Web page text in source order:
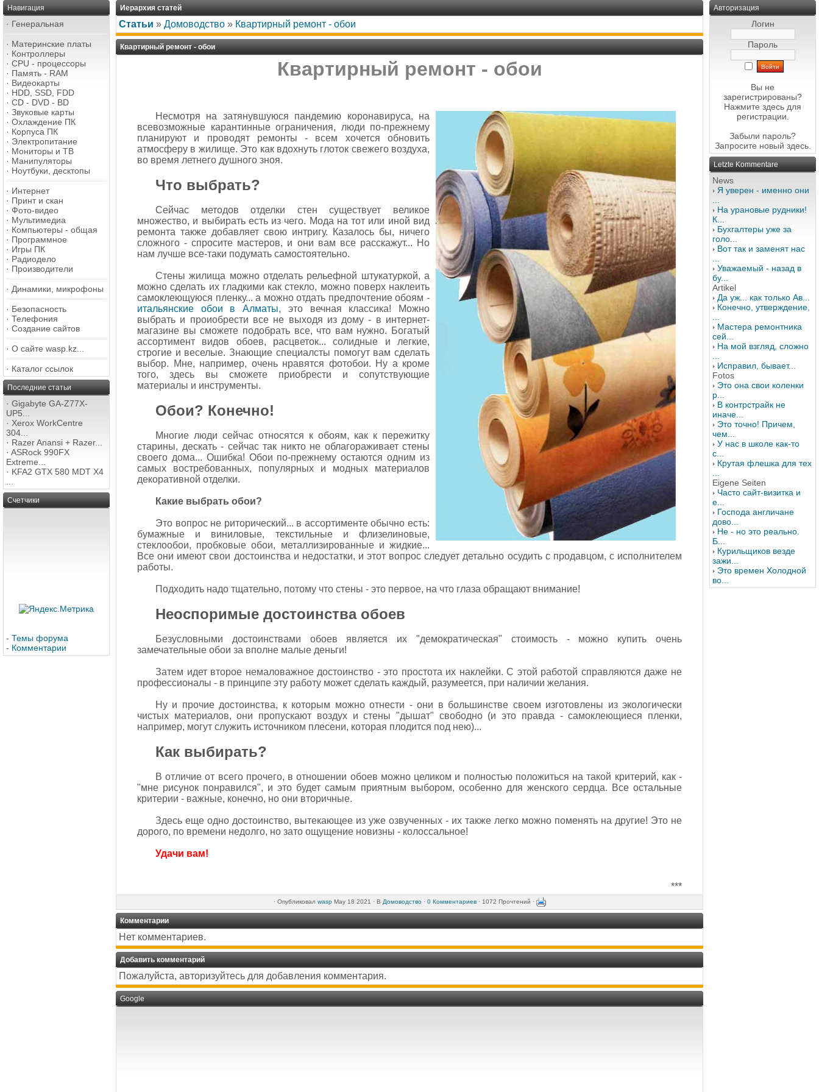
Навигация
· Генеральная
· Материнские платы
· Контроллеры
· CPU - процессоры
· Память - RAM
· Видеокарты
· HDD, SSD, FDD
· CD - DVD - BD
· Звуковые карты
· Охлаждение ПК
· Корпуса ПК
· Электропитание
· Мониторы и ТВ
· Манипуляторы
· Ноутбуки, десктопы
· Интернет
· Принт и скан
· Фото-видео
· Мультимедиа
· Компьютеры - общая
· Программное
· Игры ПК
· Радиодело
· Производители
· Динамики, микрофоны
· Безопасность
· Телефония
· Создание сайтов
· О сайте wasp.kz...
· Каталог ссылок
Последние статьи
· Gigabyte GA-Z77X-
UP5...
· Xerox WorkCentre
304...
· Razer Anansi + Razer...
· ASRock 990FX
Extreme...
· KFA2 GTX 580 MDT X4
Счетчики
- Темы форума
- Комментарии
Иерархия статей
Статьи » Домоводство » Квартирный ремонт - обои
Квартирный ремонт - обои
Квартирный ремонт - обои
Несмотря на затянувшуюся пандемию коронавируса, на
всевозможные карантинные ограничения, люди по-прежнему
планируют и проводят ремонты - всем хочется обновить
атмосферу в жилище. Это как вдохнуть глоток свежего воздуха,
во время летнего душного зноя.
Что выбрать?
Сейчас методов отделки стен существует великое
множество, и выбирать есть из чего. Мода на тот или иной вид
ремонта также добавляет свою интригу. Казалось бы, ничего
сложного - спросите мастеров, и они вам все расскажут... Но
нам лучше все-таки подумать самостоятельно.
Стены жилища можно отделать рельефной штукатуркой, а
можно сделать их гладкими как стекло, можно поверх наклеить
самоклеющуюся пленку... а можно отдать предпочтение обоям -
итальянские обои в Алматы, это вечная классика! Можно
выбрать и проиобрести все не выходя из дому - в интернет-
магазине вы сможете подобрать все, что вам нужно. Богатый
ассортимент видов обоев, расцветок... солидные и легкие,
строгие и веселые. Знающие специалсты помогут вам сделать
выбор. Мне, например, очень нравятся фотобои. Ну а кроме
того, здесь вы сможете приобрести и сопутствующие
материалы и инструменты.
Обои? Конечно!
Многие люди сейчас относятся к обоям, как к пережитку
старины, дескать - сейчас так никто не облагораживает стены
своего дома... Ошибка! Обои по-прежнему остаются одним из
самых востребованных, популярных и модных материалов
декоративной отделки.
Какие выбрать обои?
Это вопрос не риторический... в ассортименте обычно есть:
бумажные и виниловые, текстильные и флизелиновые,
стеклообои, пробковые обои, металлизированные и жидкие...
Все они имеют свои достоинства и недостатки, и этот вопрос следует детально осудить с продавцом, с исполнителем
работы.
Подходить надо тщательно, потому что стены - это первое, на что глаза обращают внимание!
Неоспоримые достоинства обоев
Безусловными достоинствами обоев является их "демократическая" стоимость - можно купить очень
замечательные обои за вполне малые деньги!
Затем идет второе немаловажное достоинство - это простота их наклейки. С этой работой справляются даже не
профессионалы - в принципе эту работу может сделать каждый, разумеется, при наличии желания.
Ну и прочие достоинства, к которым можно отнести - они в большинстве своем изготовлены из экологически
чистых материалов, они пропускают воздух и стены "дышат" свободно (и это правда - самоклеющиеся пленки,
например, могут служить источником плесени, которая плодится под нею)...
Как выбирать?
В отличие от всего прочего, в отношении обоев можно целиком и полностью положиться на такой критерий, как -
"мне рисунок понравился", и это будет самым приятным выбором, особенно для женского сердца. Все остальные
критерии - важные, конечно, но они вторичные.
Здесь еще одно достоинство, вытекающее из уже озвученных - их также легко можно поменять на другие! Это не
дорого, по времени недолго, но зато ощущение новизны - колоссальное!
Удачи вам!
***
· Опубликовал waspMay 18 2021 · В Домоводство· 0 Комментариев· 1072 Прочтений ·
Комментарии
Нет комментариев.
Добавить комментарий
Пожалуйста, авторизуйтесь для добавления комментария.
Google
Авторизация
Логин
Пароль
Вы не
зарегистрированы?
Нажмите здесь для
регистрации.
Забыли пароль?
Запросите новый здесь.
Letzte Kommentare
News
Я уверен - именно они
На урановые рудники!
К...
Бухгалтеры уже за
голо...
Вот так и заменят нас
Уважаемый - назад в
бу...
Artikel
Да уж... как только Ав...
Конечно, утверждение,
Мастера ремонтника
сей...
На мой взгляд, сложно
Исправил, бывает...
Fotos
Это она свои коленки
р...
В контрстрайк не
иначе...
Это точно! Причем,
чем...
У нас в школе как-то
с...
Крутая флешка для тех
Eigene Seiten
Часто сайт-визитка и
е...
Господа англичане
дово...
Не - но это реально.
Б...
Курильщиков везде
зажи...
Это времен Холодной
во...